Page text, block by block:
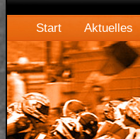
Start Aktuelles